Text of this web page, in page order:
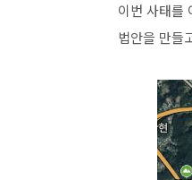
이번 사태를
법안을 만들